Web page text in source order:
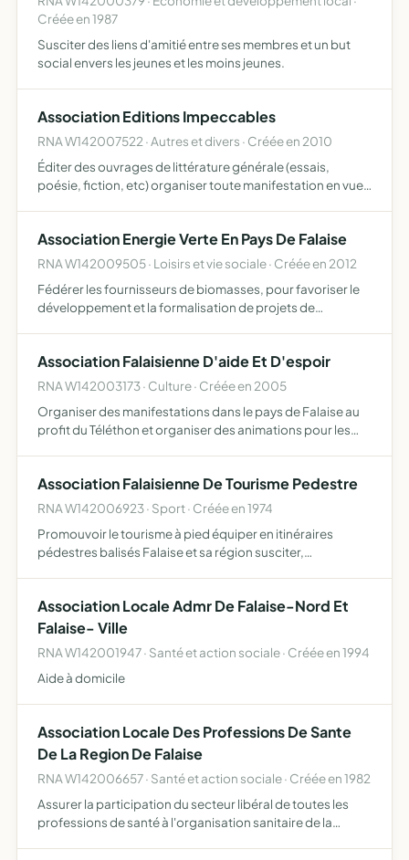
Créée en 1987
Susciter des liens d'amitié entre ses membres et un but
social envers les jeunes et les moins jeunes.
Association Editions Impeccables
RNA W142007522 · Autres et divers · Créée en 2010
Éditer des ouvrages de littérature générale (essais,
poésie, fiction, etc) organiser toute manifestation en vue
Association Energie Verte En Pays De Falaise
RNA W142009505 · Loisirs et vie sociale · Créée en 2012
Fédérer les fournisseurs de biomasses, pour favoriser le
développement et la formalisation de projets de
conditio…
Association Falaisienne D'aide Et D'espoir
RNA W142003173 · Culture · Créée en 2005
Organiser des manifestations dans le pays de Falaise au
profit du Téléthon et organiser des animations pour les
Association Falaisienne De Tourisme Pedestre
RNA W142006923 · Sport · Créée en 1974
Promouvoir le tourisme à pied équiper en itinéraires
pédestres balisés Falaise et sa région susciter,
chem…
Association Locale Admr De Falaise-Nord Et
Falaise- Ville
RNA W142001947 · Santé et action sociale · Créée en 1994
Aide à domicile
Association Locale Des Professions De Sante
De La Region De Falaise
RNA W142006657 · Santé et action sociale · Créée en 1982
Assurer la participation du secteur libéral de toutes les
professions de santé à l'organisation sanitaire de la